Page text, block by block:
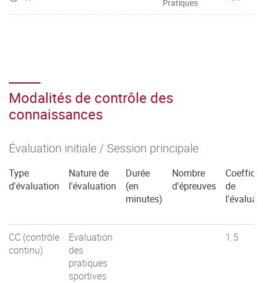
Pratiques
Modalités de contrôle des
connaissances
Évaluation initiale / Session principale
Type
d'évaluation
Nature de
l'évaluation
Durée
(en
minutes)
Nombre
d'épreuves
de
CC (contrôle
continu)
Evaluation
des
pratiques
sportives
1.5